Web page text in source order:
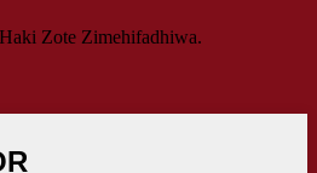
Zote Zimehifadhiwa.